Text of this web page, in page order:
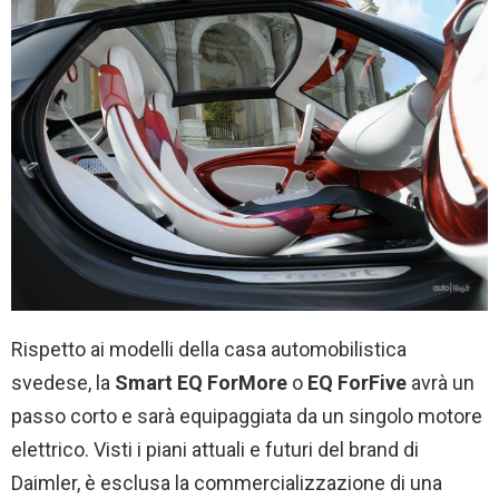
Rispetto ai modelli della casa automobilistica
svedese, la Smart EQ ForMore o EQ ForFive avrà un
passo corto e sarà equipaggiata da un singolo motore
elettrico. Visti i piani attuali e futuri del brand di
Daimler, è esclusa la commercializzazione di una